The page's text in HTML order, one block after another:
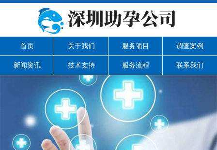
首页 关于我们 服务项目 调查案例
新闻资讯 技术支持 服务流程 联系我们